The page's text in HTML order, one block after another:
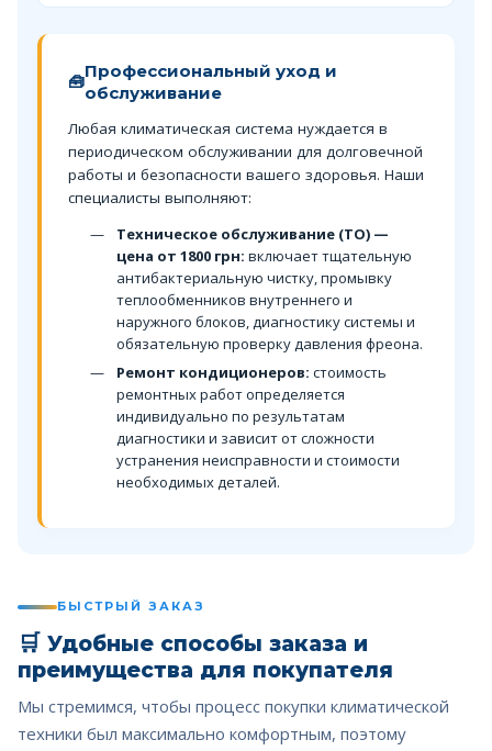
🧰
Профессиональный уход и
обслуживание
Любая климатическая система нуждается в
периодическом обслуживании для долговечной
работы и безопасности вашего здоровья. Наши
специалисты выполняют:
Техническое обслуживание (ТО) —
цена от 1800 грн: включает тщательную
антибактериальную чистку, промывку
теплообменников внутреннего и
наружного блоков, диагностику системы и
обязательную проверку давления фреона.
Ремонт кондиционеров: стоимость
ремонтных работ определяется
индивидуально по результатам
диагностики и зависит от сложности
устранения неисправности и стоимости
необходимых деталей.
БЫСТРЫЙ ЗАКАЗ
🛒 Удобные способы заказа и
преимущества для покупателя
Мы стремимся, чтобы процесс покупки климатической
техники был максимально комфортным, поэтому